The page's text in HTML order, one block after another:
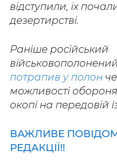
відступили, їх
дезертирстві.
Раніше російський
потрапив у полон
можливості
окопі на передовій
ВАЖЛИВЕ
РЕДАКЦІЇ!!